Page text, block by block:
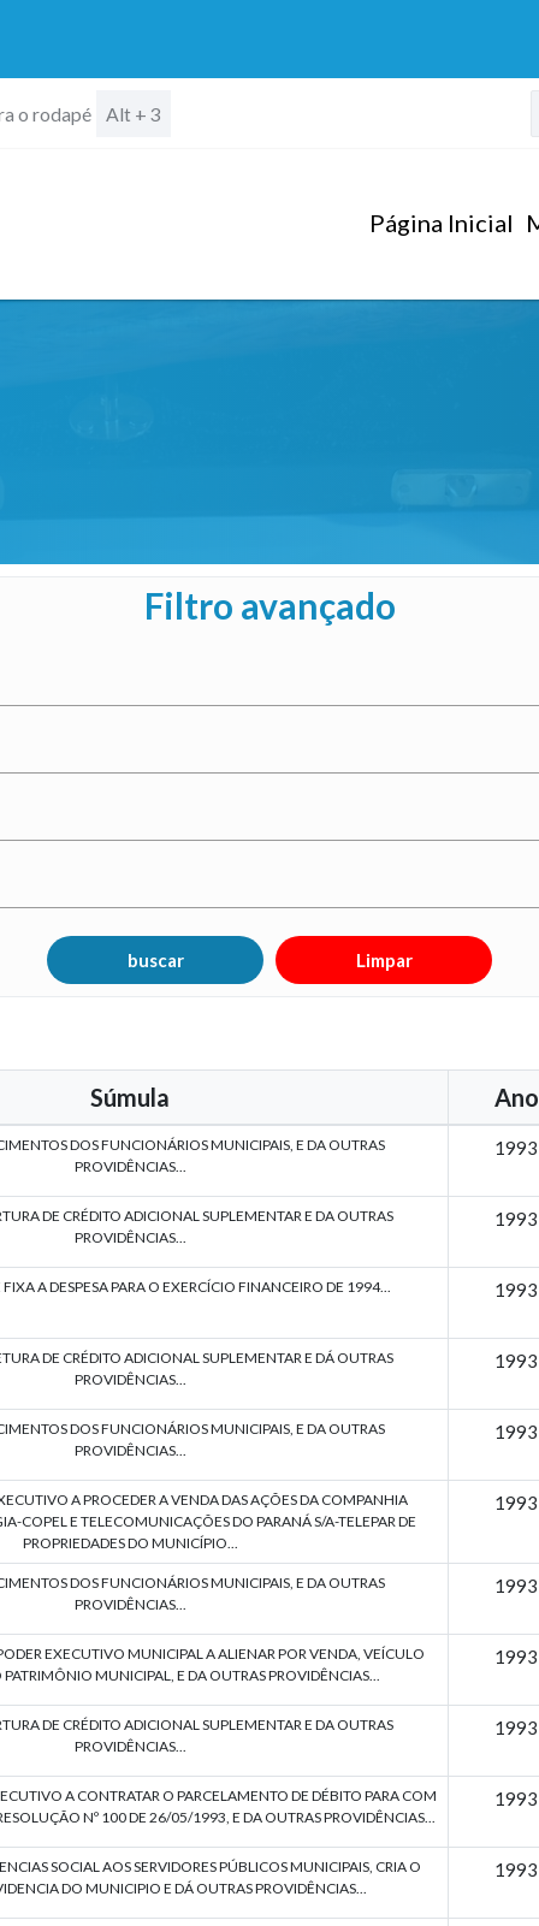
o rodapé Alt + 3
Página Inicial
Filtro avançado
Súmula Ano
DOS FUNCIONÁRIOS MUNICIPAIS, E DA OUTRAS
PROVIDÊNCIAS...
1993
DE CRÉDITO ADICIONAL SUPLEMENTAR E DA OUTRAS
PROVIDÊNCIAS...
1993
A DESPESA PARA O EXERCÍCIO FINANCEIRO DE 1994... 1993
DE CRÉDITO ADICIONAL SUPLEMENTAR E DÁ OUTRAS
PROVIDÊNCIAS...
1993
DOS FUNCIONÁRIOS MUNICIPAIS, E DA OUTRAS
PROVIDÊNCIAS...
1993
A PROCEDER A VENDA DAS AÇÕES DA COMPANHIA
COPEL E TELECOMUNICAÇÕES DO PARANÁ S/A-TELEPAR DE
PROPRIEDADES DO MUNICÍPIO...
1993
DOS FUNCIONÁRIOS MUNICIPAIS, E DA OUTRAS
PROVIDÊNCIAS...
1993
EXECUTIVO MUNICIPAL A ALIENAR POR VENDA, VEÍCULO
MUNICIPAL, E DA OUTRAS PROVIDÊNCIAS...
1993
DE CRÉDITO ADICIONAL SUPLEMENTAR E DA OUTRAS
PROVIDÊNCIAS...
1993
A CONTRATAR O PARCELAMENTO DE DÉBITO PARA COM
Nº 100 DE 26/05/1993, E DA OUTRAS PROVIDÊNCIAS...
1993
SOCIAL AOS SERVIDORES PÚBLICOS MUNICIPAIS, CRIA O
DO MUNICIPIO E DÁ OUTRAS PROVIDÊNCIAS...
1993